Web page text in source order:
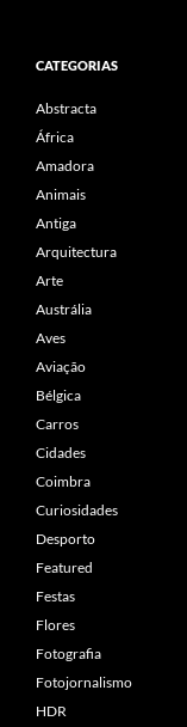
CATEGORIAS
Abstracta
África
Amadora
Animais
Antiga
Arquitectura
Arte
Austrália
Aves
Aviação
Bélgica
Carros
Cidades
Coimbra
Curiosidades
Desporto
Featured
Festas
Flores
Fotografia
Fotojornalismo
HDR